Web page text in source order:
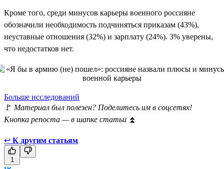
Кроме того, среди минусов карьеры военного россияне
обозначили необходимость подчиняться приказам (43%),
неуставные отношения (32%) и зарплату (24%). 3% уверены,
что недостатков нет.
Больше исследований
🚩 Материал был полезен? Поделитесь им в соцсетях!
Кнопка репоста — в шапке статьи ⏫
↩ К другим статьям
1